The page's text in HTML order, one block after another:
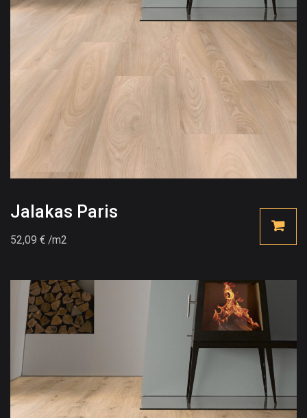
Jalakas Paris
52,09 € /m2